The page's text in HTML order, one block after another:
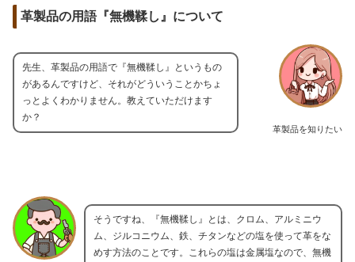
革製品の用語『無機鞣し』について
革製品を知りたい
先生、革製品の用語で『無機鞣し』というもの
があるんですけど、それがどういうことかちょ
っとよくわかりません。教えていただけます
か？
そうですね、『無機鞣し』とは、クロム、アルミニウ
ム、ジルコニウム、鉄、チタンなどの塩を使って革をな
めす方法のことです。これらの塩は金属塩なので、無機